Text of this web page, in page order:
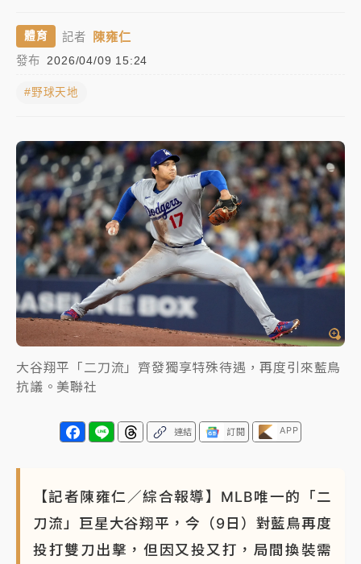
油價持續凍漲！ 中油宣布下周一汽柴油價格維持不變
路鷹架倒塌壓2車
連根拔起
中颱白海豚風雨來了！中部以北防豪雨 今晚、明天影
響最劇烈
白海豚逼近！北市水門只出不進 未移置車輛最高罰
4800＋拖吊費
體育 記者 陳雍仁
發布 2026/04/09 15:24
#野球天地
大谷翔平「二刀流」齊發獨享特殊待遇，再度引來藍鳥
抗議。美聯社
連結 訂閱 APP
【記者陳雍仁／綜合報導】MLB唯一的「二
刀流」巨星大谷翔平，今（9日）對藍鳥再度
投打雙刀出擊，但因又投又打，局間換裝需